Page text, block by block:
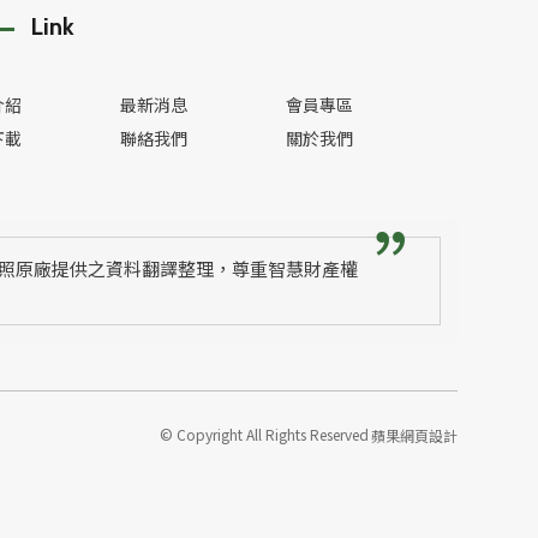
Link
最新消息
會員專區
聯絡我們 關於我們
原廠提供之資料翻譯整理，尊重智慧財產權
© Copyright All Rights Reserved蘋果網頁設計